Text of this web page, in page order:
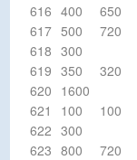
616 400
650
617 500
720
618 300
619 350
320
620 1600
621
100
100
622 300
623 800
720